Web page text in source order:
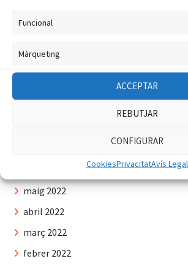
Funcional
Màrqueting
ACCEPTAR
REBUTJAR
CONFIGURAR
CookiesPrivacitatAvís Legal
gener 2023
maig 2022
abril 2022
març 2022
febrer 2022